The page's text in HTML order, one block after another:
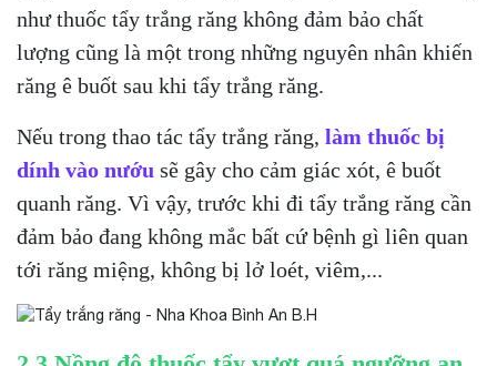
như thuốc tẩy trắng răng không đảm bảo chất
lượng cũng là một trong những nguyên nhân khiến
răng ê buốt sau khi tẩy trắng răng.
Nếu trong thao tác tẩy trắng răng, làm thuốc bị
dính vào nướu sẽ gây cho cảm giác xót, ê buốt
quanh răng. Vì vậy, trước khi đi tẩy trắng răng cần
đảm bảo đang không mắc bất cứ bệnh gì liên quan
tới răng miệng, không bị lở loét, viêm,...